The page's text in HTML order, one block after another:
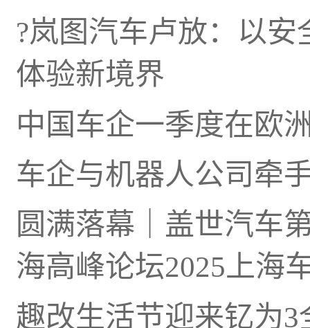
?岚图汽车卢放：以
体验新境界
中国车企一季度在欧
车企与机器人公司牵
圆满落幕｜盖世汽车
海高峰论坛2025上海
趣改生活节迎来钇为